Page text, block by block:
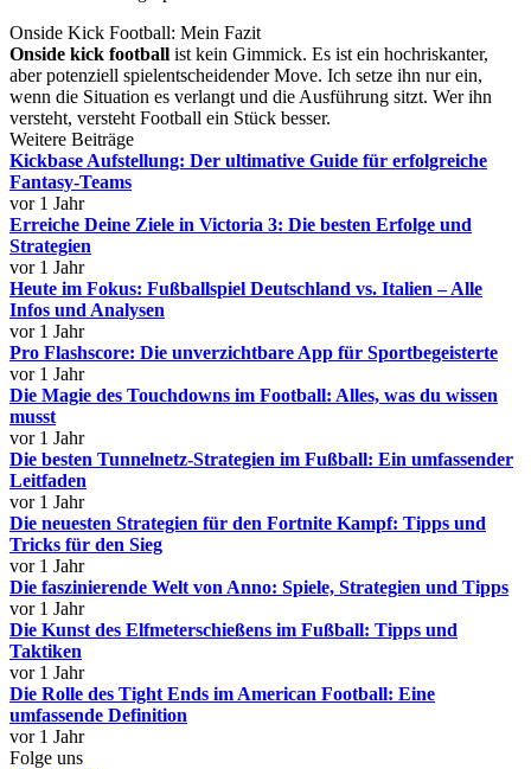
Onside Kick Football: Mein Fazit
Onside kick football ist kein Gimmick. Es ist ein hochriskanter,
aber potenziell spielentscheidender Move. Ich setze ihn nur ein,
wenn die Situation es verlangt und die Ausführung sitzt. Wer ihn
versteht, versteht Football ein Stück besser.
Weitere Beiträge
Kickbase Aufstellung: Der ultimative Guide für erfolgreiche
Fantasy-Teams
vor 1 Jahr
Erreiche Deine Ziele in Victoria 3: Die besten Erfolge und
Strategien
vor 1 Jahr
Heute im Fokus: Fußballspiel Deutschland vs. Italien – Alle
Infos und Analysen
vor 1 Jahr
Pro Flashscore: Die unverzichtbare App für Sportbegeisterte
vor 1 Jahr
Die Magie des Touchdowns im Football: Alles, was du wissen
musst
vor 1 Jahr
Die besten Tunnelnetz-Strategien im Fußball: Ein umfassender
Leitfaden
vor 1 Jahr
Die neuesten Strategien für den Fortnite Kampf: Tipps und
Tricks für den Sieg
vor 1 Jahr
Die faszinierende Welt von Anno: Spiele, Strategien und Tipps
vor 1 Jahr
Die Kunst des Elfmeterschießens im Fußball: Tipps und
Taktiken
vor 1 Jahr
Die Rolle des Tight Ends im American Football: Eine
umfassende Definition
vor 1 Jahr
Folge uns